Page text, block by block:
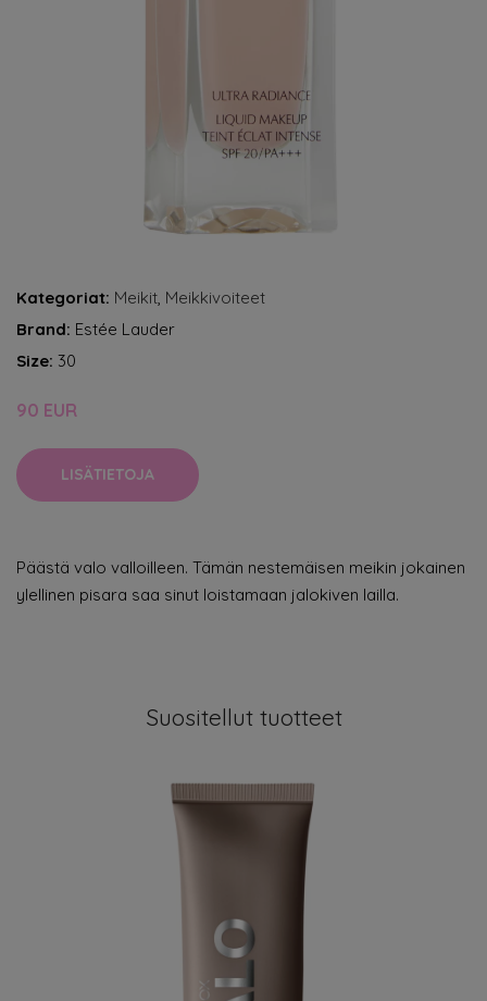
Kategoriat: Meikit, Meikkivoiteet
Brand: Estée Lauder
Size: 30
90 EUR
LISÄTIETOJA
Päästä valo valloilleen. Tämän nestemäisen meikin jokainen
ylellinen pisara saa sinut loistamaan jalokiven lailla.
Suositellut tuotteet